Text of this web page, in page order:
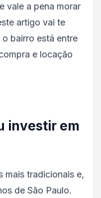
vale a pena morar
artigo vai te
bairro está entre
e locação
investir em
mais tradicionais e,
de São Paulo.